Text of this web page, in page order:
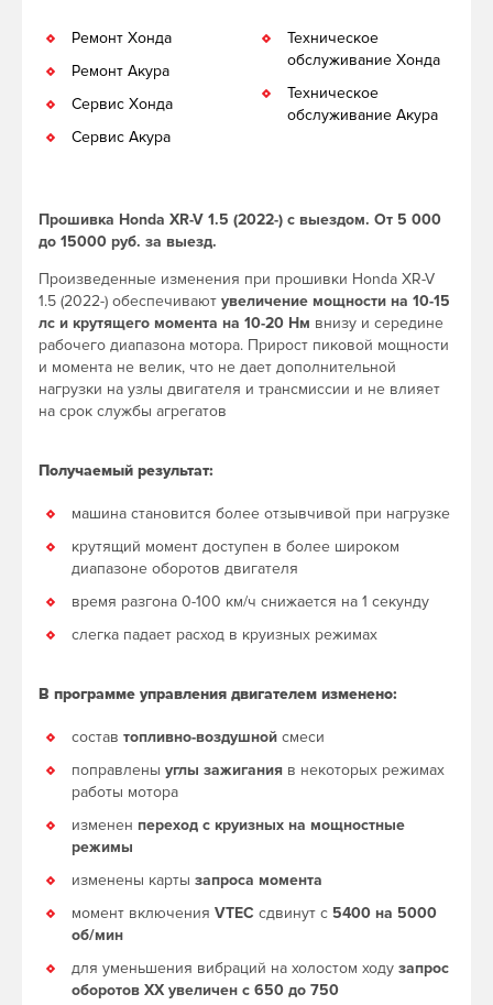
Ремонт Хонда
Ремонт Акура
Сервис Хонда
Сервис Акура
Техническое
обслуживание Хонда
Техническое
обслуживание Акура
Прошивка Honda XR-V 1.5 (2022-) с выездом. От 5 000
до 15000 руб. за выезд.
Произведенные изменения при прошивки Honda XR-V
1.5 (2022-) обеспечивают увеличение мощности на 10-15
лс и крутящего момента на 10-20 Нм внизу и середине
рабочего диапазона мотора. Прирост пиковой мощности
и момента не велик, что не дает дополнительной
нагрузки на узлы двигателя и трансмиссии и не влияет
на срок службы агрегатов
Получаемый результат:
машина становится более отзывчивой при нагрузке
крутящий момент доступен в более широком
диапазоне оборотов двигателя
время разгона 0-100 км/ч снижается на 1 секунду
слегка падает расход в круизных режимах
В программе управления двигателем изменено:
состав топливно-воздушной смеси
поправлены углы зажигания в некоторых режимах
работы мотора
изменен переход с круизных на мощностные
режимы
изменены карты запроса момента
момент включения VTEC сдвинут с 5400 на 5000
об/мин
для уменьшения вибраций на холостом ходу запрос
оборотов ХХ увеличен с 650 до 750